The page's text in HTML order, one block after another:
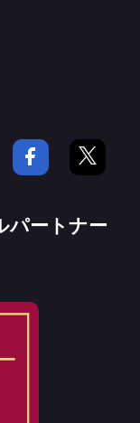
ートナー